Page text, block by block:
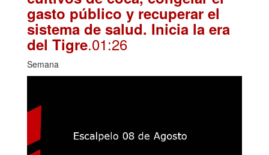
gasto público y recuperar el
sistema de salud. Inicia la era
del Tigre.01:26
Semana